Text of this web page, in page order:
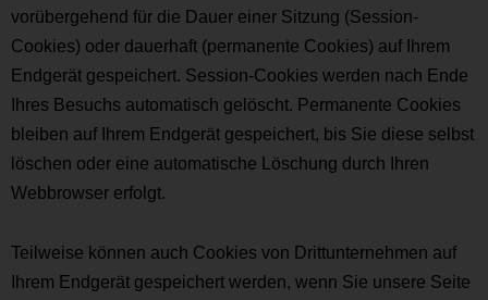
vorübergehend für die Dauer einer Sitzung (Session-
Cookies) oder dauerhaft (permanente Cookies) auf Ihrem
Endgerät gespeichert. Session-Cookies werden nach Ende
Ihres Besuchs automatisch gelöscht. Permanente Cookies
bleiben auf Ihrem Endgerät gespeichert, bis Sie diese selbst
löschen oder eine automatische Löschung durch Ihren
Webbrowser erfolgt.
Teilweise können auch Cookies von Drittunternehmen auf
Ihrem Endgerät gespeichert werden, wenn Sie unsere Seite